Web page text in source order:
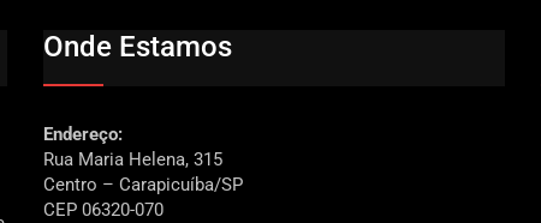
Onde Estamos
Endereço:
Rua Maria Helena, 315
Centro – Carapicuíba/SP
CEP 06320-070